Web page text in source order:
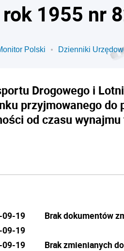
1955 nr
Polski Dzienniki
Drogowego i
przyjmowanego
od czasu
09-19
09-19
09-19
Brak dokumentów
Brak zmienianych